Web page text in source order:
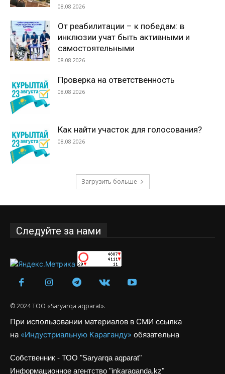
08.08.2026
От реабилитации – к победам: в
инклюзии учат быть активными и
самостоятельными
08.08.2026
Проверка на ответственность
08.08.2026
Как найти участок для голосования?
08.08.2026
Загрузить больше
Следуйте за нами
© 2024 ТОО «Saryarqa aqparat».
При использовании материалов в СМИ ссылка
на «Индустриальную Караганду» обязательна
Собственник - ТОО "Saryarqa aqparat"
Информационное агентство "inkaraganda.kz"